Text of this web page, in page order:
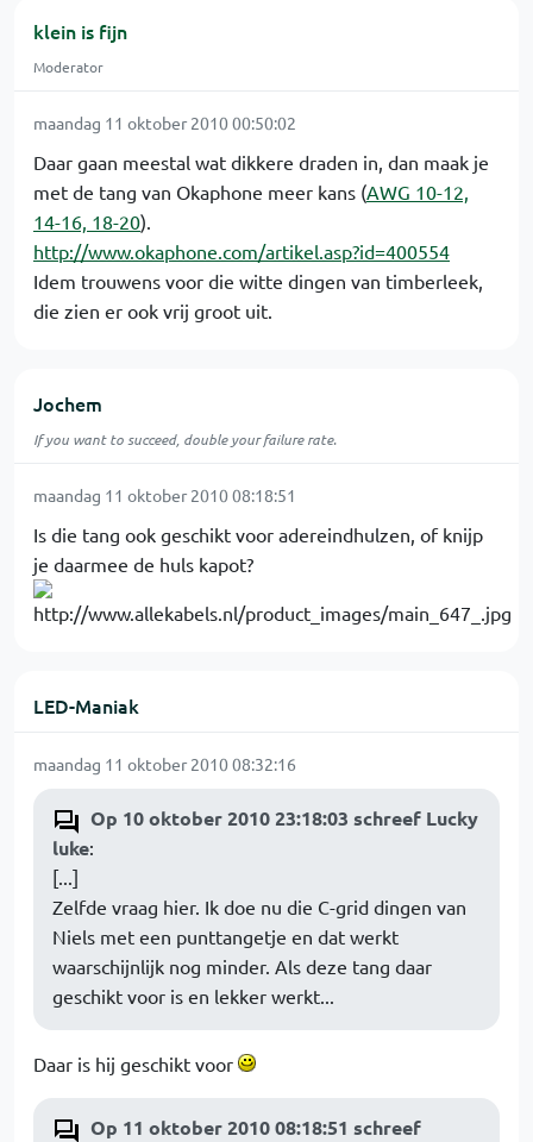
klein is fijn
Moderator
maandag 11 oktober 2010 00:50:02
Daar gaan meestal wat dikkere draden in, dan maak je
met de tang van Okaphone meer kans (AWG 10-12,
14-16, 18-20).
http://www.okaphone.com/artikel.asp?id=400554
Idem trouwens voor die witte dingen van timberleek,
die zien er ook vrij groot uit.
Jochem
If you want to succeed, double your failure rate.
maandag 11 oktober 2010 08:18:51
Is die tang ook geschikt voor adereindhulzen, of knijp
je daarmee de huls kapot?
LED-Maniak
maandag 11 oktober 2010 08:32:16
Op 10 oktober 2010 23:18:03 schreef Lucky
luke:
[...]
Zelfde vraag hier. Ik doe nu die C-grid dingen van
Niels met een punttangetje en dat werkt
waarschijnlijk nog minder. Als deze tang daar
geschikt voor is en lekker werkt...
Daar is hij geschikt voor
Op 11 oktober 2010 08:18:51 schreef